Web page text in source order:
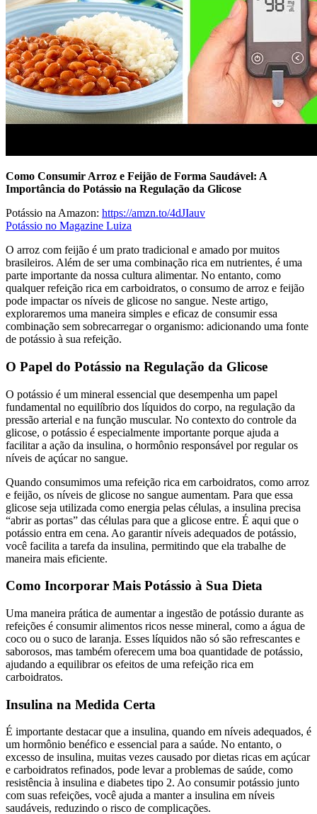
Como Consumir Arroz e Feijão de Forma Saudável: A
Importância do Potássio na Regulação da Glicose
Potássio na Amazon: https://amzn.to/4dJIauv
Potássio no Magazine Luiza
O arroz com feijão é um prato tradicional e amado por muitos
brasileiros. Além de ser uma combinação rica em nutrientes, é uma
parte importante da nossa cultura alimentar. No entanto, como
qualquer refeição rica em carboidratos, o consumo de arroz e feijão
pode impactar os níveis de glicose no sangue. Neste artigo,
exploraremos uma maneira simples e eficaz de consumir essa
combinação sem sobrecarregar o organismo: adicionando uma fonte
de potássio à sua refeição.
O Papel do Potássio na Regulação da Glicose
O potássio é um mineral essencial que desempenha um papel
fundamental no equilíbrio dos líquidos do corpo, na regulação da
pressão arterial e na função muscular. No contexto do controle da
glicose, o potássio é especialmente importante porque ajuda a
facilitar a ação da insulina, o hormônio responsável por regular os
níveis de açúcar no sangue.
Quando consumimos uma refeição rica em carboidratos, como arroz
e feijão, os níveis de glicose no sangue aumentam. Para que essa
glicose seja utilizada como energia pelas células, a insulina precisa
“abrir as portas” das células para que a glicose entre. É aqui que o
potássio entra em cena. Ao garantir níveis adequados de potássio,
você facilita a tarefa da insulina, permitindo que ela trabalhe de
maneira mais eficiente.
Como Incorporar Mais Potássio à Sua Dieta
Uma maneira prática de aumentar a ingestão de potássio durante as
refeições é consumir alimentos ricos nesse mineral, como a água de
coco ou o suco de laranja. Esses líquidos não só são refrescantes e
saborosos, mas também oferecem uma boa quantidade de potássio,
ajudando a equilibrar os efeitos de uma refeição rica em
carboidratos.
Insulina na Medida Certa
É importante destacar que a insulina, quando em níveis adequados, é
um hormônio benéfico e essencial para a saúde. No entanto, o
excesso de insulina, muitas vezes causado por dietas ricas em açúcar
e carboidratos refinados, pode levar a problemas de saúde, como
resistência à insulina e diabetes tipo 2. Ao consumir potássio junto
com suas refeições, você ajuda a manter a insulina em níveis
saudáveis, reduzindo o risco de complicações.